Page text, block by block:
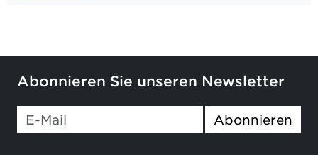
Abonnieren Sie unseren Newsletter
If you
Abonnieren